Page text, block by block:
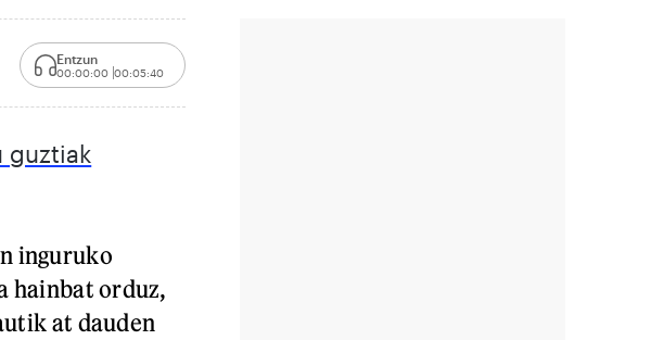
Entzun
00:00:00 00:05:40
guztiak
inguruko
hainbat orduz,
at dauden